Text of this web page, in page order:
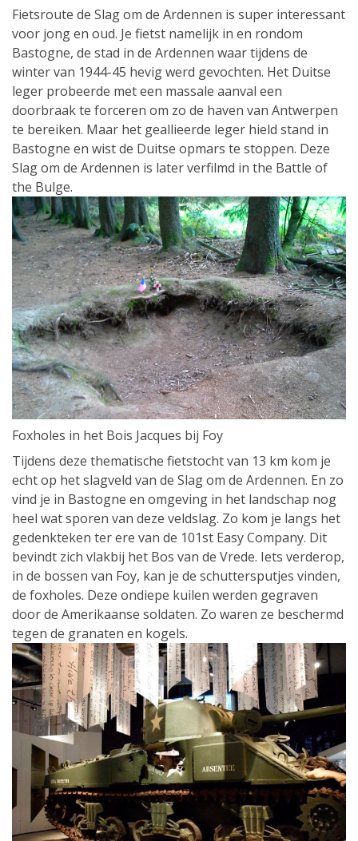
Fietsroute de Slag om de Ardennen is super interessant
voor jong en oud. Je fietst namelijk in en rondom
Bastogne, de stad in de Ardennen waar tijdens de
winter van 1944-45 hevig werd gevochten. Het Duitse
leger probeerde met een massale aanval een
doorbraak te forceren om zo de haven van Antwerpen
te bereiken. Maar het geallieerde leger hield stand in
Bastogne en wist de Duitse opmars te stoppen. Deze
Slag om de Ardennen is later verfilmd in the Battle of
the Bulge.
Foxholes in het Bois Jacques bij Foy
Tijdens deze thematische fietstocht van 13 km kom je
echt op het slagveld van de Slag om de Ardennen. En zo
vind je in Bastogne en omgeving in het landschap nog
heel wat sporen van deze veldslag. Zo kom je langs het
gedenkteken ter ere van de 101st Easy Company. Dit
bevindt zich vlakbij het Bos van de Vrede. Iets verderop,
in de bossen van Foy, kan je de schuttersputjes vinden,
de foxholes. Deze ondiepe kuilen werden gegraven
door de Amerikaanse soldaten. Zo waren ze beschermd
tegen de granaten en kogels.